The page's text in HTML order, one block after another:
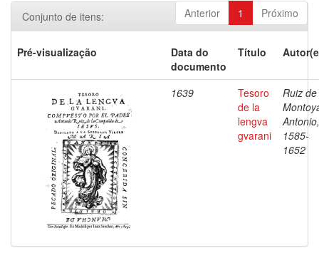
Anterior 1 Próximo
Conjunto de itens:
Pré-visualização
Data do
documento
Título
1639
Tesoro
de la
lengva
gvarani
Ruiz de
Antonio,
1585-
1652